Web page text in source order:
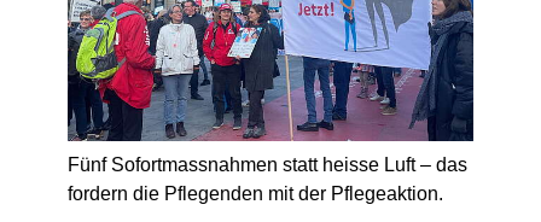
Fünf Sofortmassnahmen statt heisse Luft – das
fordern die Pflegenden mit der Pflegeaktion.